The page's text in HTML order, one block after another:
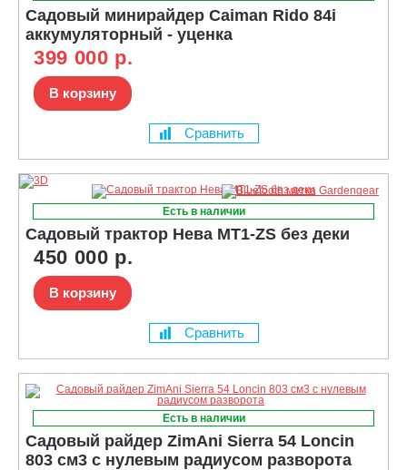
Садовый минирайдер Caiman Rido 84i
аккумуляторный - уценка
399 000 р.
В корзину
Сравнить
Есть в наличии
Садовый трактор Нева MT1-ZS без деки
450 000 р.
В корзину
Сравнить
Есть в наличии
Садовый райдер ZimAni Sierra 54 Loncin
803 см3 с нулевым радиусом разворота